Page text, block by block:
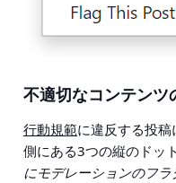
不適切なコンテンツ
行動規範に違反する投
側にある3つの縦のドット
にモデレーションのフ